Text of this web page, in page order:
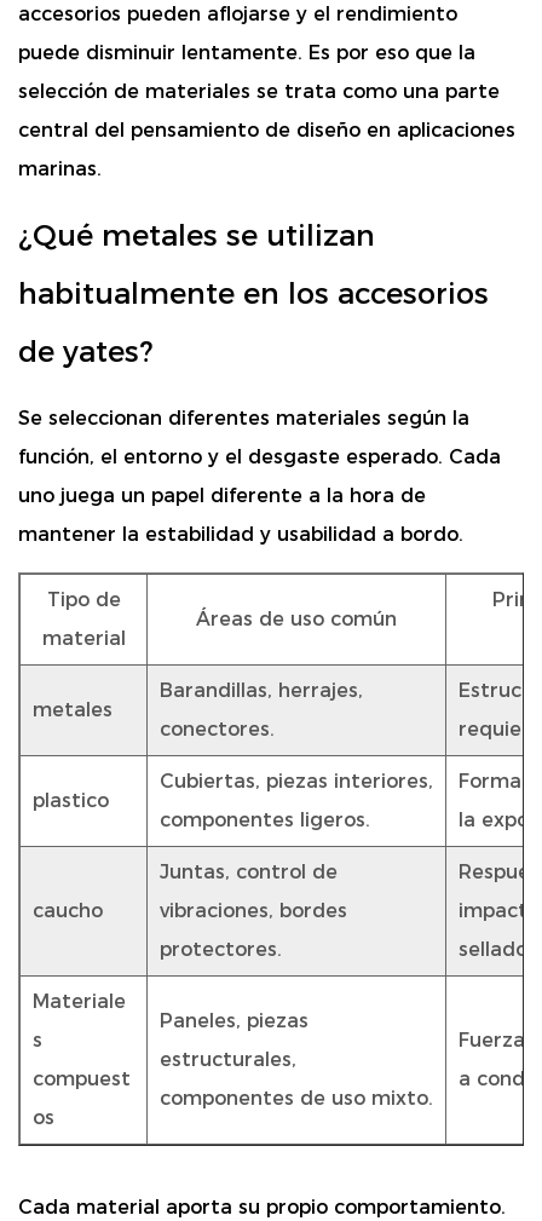
accesorios pueden aflojarse y el rendimiento
puede disminuir lentamente. Es por eso que la
selección de materiales se trata como una parte
central del pensamiento de diseño en aplicaciones
marinas.
¿Qué metales se utilizan
habitualmente en los accesorios
de yates?
Se seleccionan diferentes materiales según la
función, el entorno y el desgaste esperado. Cada
uno juega un papel diferente a la hora de
mantener la estabilidad y usabilidad a bordo.
Tipo de
material
Áreas de uso común
metales
Barandillas, herrajes,
conectores.
plastico
Cubiertas, piezas interiores,
componentes ligeros.
Forma
la
caucho
Juntas, control de
vibraciones, bordes
protectores.
sellado.
Materiale
s
compuest
os
Paneles, piezas
estructurales,
componentes de uso mixto.
Fuerza
a
Cada material aporta su propio comportamiento.